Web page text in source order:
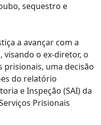
sequestro e
a avançar com a
visando o ex-diretor, o
prisionais, uma decisão
do relatório
e Inspeção (SAI) da
Prisionais